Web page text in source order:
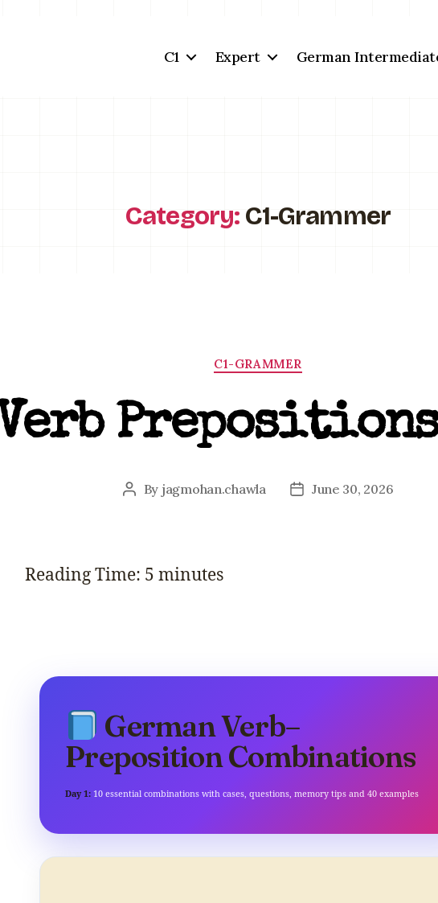
C1 Expert German
Category: C1-Grammer
Categories
C1-GRAMMER
Verb
Post
By jagmohan.chawla
PostJune 30, 2026
Reading Time: 5 minutes
German Verb–
Preposition Combinations
Day 1: 10 essential combinations with cases, questions, memory tips and 40 examples